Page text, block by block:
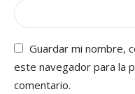
Guardar mi nombre,
este navegador para la
comentario.